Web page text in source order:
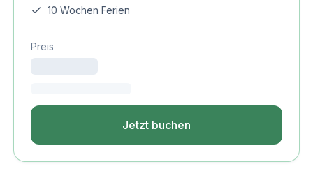
10 Wochen Ferien
Preis
Jetzt buchen